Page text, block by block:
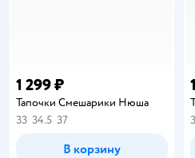
1 299 ₽
Тапочки Смешарики Нюша
33 34.5 37
В корзину